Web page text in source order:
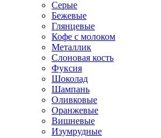
Серые
Бежевые
Глянцевые
Кофе с молоком
Металлик
Слоновая кость
Фуксия
Шоколад
Шампань
Оливковые
Оранжевые
Вишневые
Изумрудные